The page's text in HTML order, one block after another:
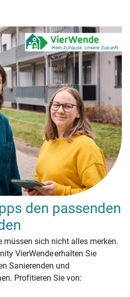
den passenden
müssen sich nicht alles merken.
VierWende erhalten Sie
Sanierenden und
Profitieren Sie von: